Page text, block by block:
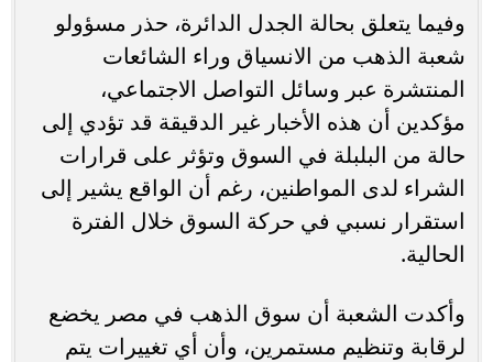
وفيما يتعلق بحالة الجدل الدائرة، حذر مسؤولو
شعبة الذهب من الانسياق وراء الشائعات
المنتشرة عبر وسائل التواصل الاجتماعي،
مؤكدين أن هذه الأخبار غير الدقيقة قد تؤدي إلى
حالة من البلبلة في السوق وتؤثر على قرارات
الشراء لدى المواطنين، رغم أن الواقع يشير إلى
استقرار نسبي في حركة السوق خلال الفترة
الحالية.
وأكدت الشعبة أن سوق الذهب في مصر يخضع
لرقابة وتنظيم مستمرين، وأن أي تغييرات يتم